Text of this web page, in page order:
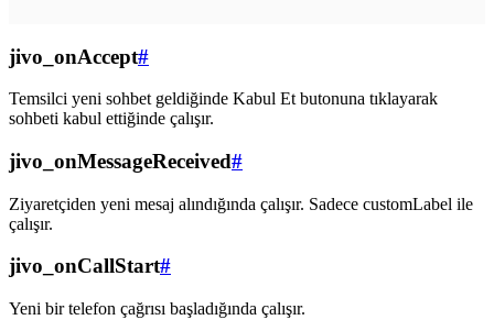
jivo_onAccept#
Temsilci yeni sohbet geldiğinde Kabul Et butonuna tıklayarak
sohbeti kabul ettiğinde çalışır.
jivo_onMessageReceived#
Ziyaretçiden yeni mesaj alındığında çalışır. Sadece customLabel ile
çalışır.
jivo_onCallStart#
Yeni bir telefon çağrısı başladığında çalışır.